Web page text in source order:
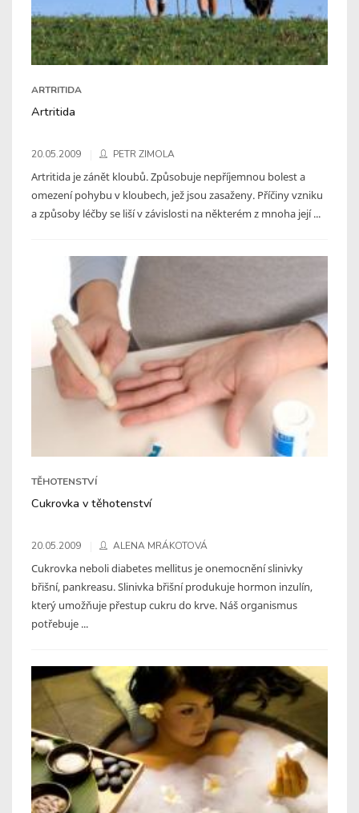
ARTRITIDA
Artritida
20.05.2009 PETR ZIMOLA
Artritida je zánět kloubů. Způsobuje nepříjemnou bolest a
omezení pohybu v kloubech, jež jsou zasaženy. Příčiny vzniku
a způsoby léčby se liší v závislosti na některém z mnoha její ...
TĚHOTENSTVÍ
Cukrovka v těhotenství
20.05.2009 ALENA MRÁKOTOVÁ
Cukrovka neboli diabetes mellitus je onemocnění slinivky
břišní, pankreasu. Slinivka břišní produkuje hormon inzulín,
který umožňuje přestup cukru do krve. Náš organismus
potřebuje ...